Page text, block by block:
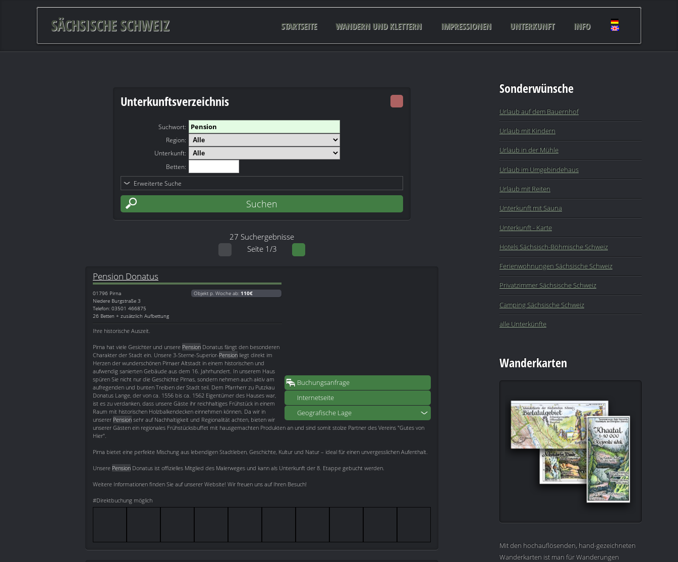
SÄCHSISCHE SCHWEIZ STARTSEITE WANDERN UND KLETTERN IMPRESSIONEN UNTERKUNFT INFO
Unterkunftsverzeichnis
Suchwort:
Region:
Unterkunft:
Betten:
Erweiterte Suche
27 Suchergebnisse
Seite 1/3
Buchungsanfrage
Internetseite
Geografische Lage
Pension Donatus
01796 Pirna
Niedere Burgstraße 3
Telefon: 03501 466875
26 Betten + zusätzlich Aufbettung
Objekt p. Woche ab: 110€
Ihre historische Auszeit.
Pirna hat viele Gesichter und unsere Pension Donatus fängt den besonderen
Charakter der Stadt ein. Unsere 3-Sterne-Superior-Pension liegt direkt im
Herzen der wunderschönen Pirnaer Altstadt in einem historischen und
aufwendig sanierten Gebäude aus dem 16. Jahrhundert. In unserem Haus
spüren Sie nicht nur die Geschichte Pirnas, sondern nehmen auch aktiv am
aufregenden und bunten Treiben der Stadt teil. Dem Pfarrherr zu Putzkau
Donatus Lange, der von ca. 1556 bis ca. 1562 Eigentümer des Hauses war,
ist es zu verdanken, dass unsere Gäste ihr reichhaltiges Frühstück in einem
Raum mit historischen Holzbalkendecken einnehmen können. Da wir in
unserer Pension sehr auf Nachhaltigkeit und Regionalität achten, bieten wir
unserer Gästen ein regionales Frühstücksbuffet mit hausgemachten Produkten an und sind somit stolze Partner des Vereins "Gutes von
Hier".
Pirna bietet eine perfekte Mischung aus lebendigen Stadtleben, Geschichte, Kultur und Natur – ideal für einen unvergesslichen Aufenthalt.
Unsere Pension Donatus ist offizielles Mitglied des Malerweges und kann als Unterkunft der 8. Etappe gebucht werden.
Weitere Informationen finden Sie auf unserer Website! Wir freuen uns auf Ihren Besuch!
#Direktbuchung möglich
Sonderwünsche
Urlaub auf dem Bauernhof
Urlaub mit Kindern
Urlaub in der Mühle
Urlaub im Umgebindehaus
Urlaub mit Reiten
Unterkunft mit Sauna
Unterkunft - Karte
Hotels Sächsisch-Böhmische Schweiz
Ferienwohnungen Sächsische Schweiz
Privatzimmer Sächsische Schweiz
Camping Sächsische Schweiz
alle Unterkünfte
Wanderkarten
Mit den hochauflösenden, hand-gezeichneten
Wanderkarten ist man für Wanderungen